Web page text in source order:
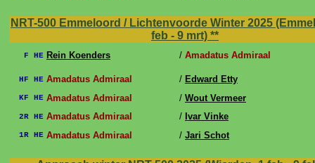
NRT-500 Emmeloord / Lichtenvoorde Winter 2025
feb - 9 mrt) **
F HE Rein Koenders / Amadatus Admiraal
HF HE Amadatus Admiraal / Edward Etty
KF HE Amadatus Admiraal / Wout Vermeer
2R HE Amadatus Admiraal / Ivar Vinke
1R HE Amadatus Admiraal / Jari Schot